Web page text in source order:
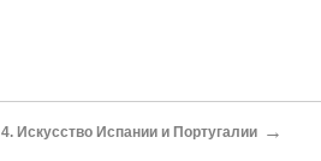
4. Искусство Испании и Португалии →